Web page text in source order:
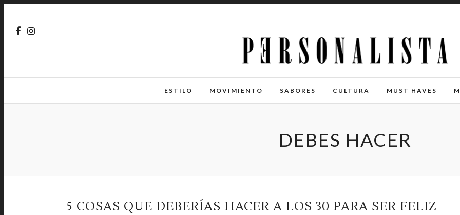
ESTILO MOVIMIENTO SABORES CULTURA MUST HAVES
DEBES HACER
5 COSAS QUE DEBERÍAS HACER A LOS 30 PARA SER FELIZ